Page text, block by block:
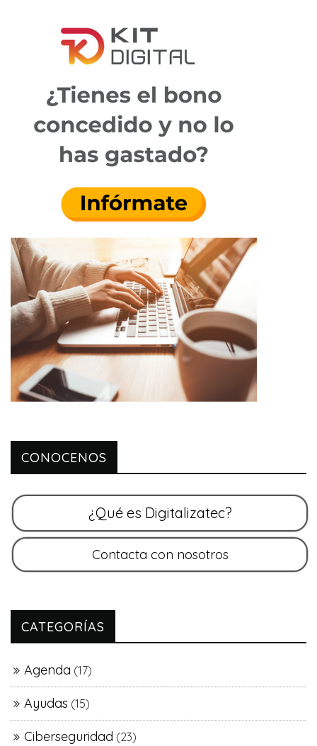
CONOCENOS
CATEGORÍAS
Agenda (17)
Ayudas (15)
Ciberseguridad (23)